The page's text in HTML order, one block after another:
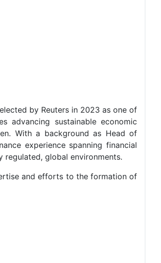
by Reuters in 2023 as one of
advancing sustainable economic
With a background as Head of
experience spanning financial
regulated, global environments.
and efforts to the formation of